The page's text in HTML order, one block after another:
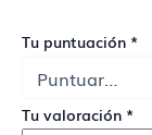
Tu puntuación *
Tu valoración *